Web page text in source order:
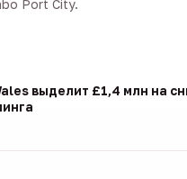
Port City.
выделит £1,4 млн на